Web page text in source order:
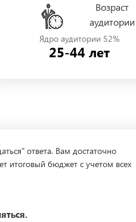
Возраст
аудитории
Ядро аудитории 52%
25-44 лет
ответа. Вам достаточно
итоговый бюджет с учетом всех